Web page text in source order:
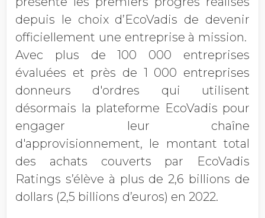
depuis le choix d’EcoVadis de devenir
officiellement une entreprise à mission.
Avec plus de 100 000 entreprises
évaluées et près de 1 000 entreprises
donneurs d'ordres qui utilisent
désormais la plateforme EcoVadis pour
engager leur chaîne
d'approvisionnement, le montant total
des achats couverts par EcoVadis
Ratings s’élève à plus de 2,6 billions de
dollars (2,5 billions d’euros) en 2022.